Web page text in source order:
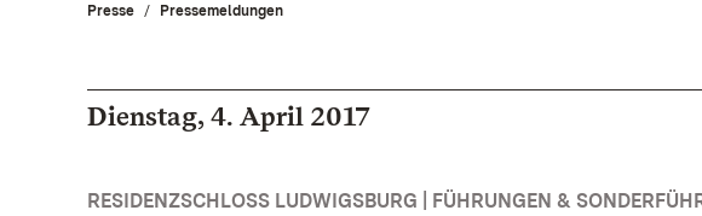
Presse Pressemeldungen
Dienstag, 4. April 2017
RESIDENZSCHLOSS LUDWIGSBURG | FÜHRUNGEN &